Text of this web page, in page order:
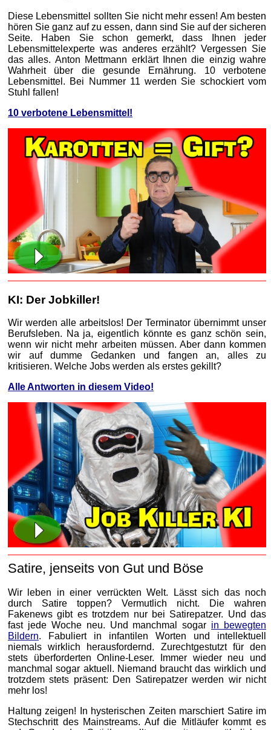
Diese Lebensmittel sollten Sie nicht mehr essen! Am besten
hören Sie ganz auf zu essen, dann sind Sie auf der sicheren
Seite. Haben Sie schon gemerkt, dass Ihnen jeder
Lebensmittelexperte was anderes erzählt? Vergessen Sie
das alles. Anton Mettmann erklärt Ihnen die einzig wahre
Wahrheit über die gesunde Ernährung. 10 verbotene
Lebensmittel. Bei Nummer 11 werden Sie schockiert vom
Stuhl fallen!
10 verbotene Lebensmittel!
KI: Der Jobkiller!
Wir werden alle arbeitslos! Der Terminator übernimmt unser
Berufsleben. Na ja, eigentlich könnte es ganz schön sein,
wenn wir nicht mehr arbeiten müssen. Aber dann kommen
wir auf dumme Gedanken und fangen an, alles zu
kritisieren. Welche Jobs werden als erstes gekillt?
Alle Antworten in diesem Video!
Satire, jenseits von Gut und Böse
Wir leben in einer verrückten Welt. Lässt sich das noch
durch Satire toppen? Vermutlich nicht. Die wahren
Fakenews gibt es trotzdem nur bei Satirepatzer. Und das
fast jede Woche neu. Und manchmal sogar in bewegten
Bildern. Fabuliert in infantilen Worten und intellektuell
niemals wirklich herausfordernd. Zurechtgestutzt für den
stets überforderten Online-Leser. Immer wieder neu und
manchmal sogar aktuell. Niemand braucht das wirklich und
trotzdem stets präsent: Den Satirepatzer werden wir nicht
mehr los!
Haltung zeigen! In hysterischen Zeiten marschiert Satire im
Stechschritt des Mainstreams. Auf die Mitläufer kommt es